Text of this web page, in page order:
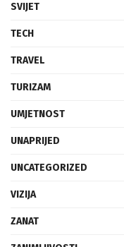
SVIJET
TECH
TRAVEL
TURIZAM
UMJETNOST
UNAPRIJED
UNCATEGORIZED
VIZIJA
ZANAT